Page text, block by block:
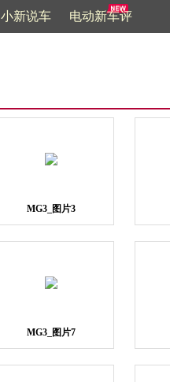
小新说车 电动新车评
MG3_图片3
MG3_图片7